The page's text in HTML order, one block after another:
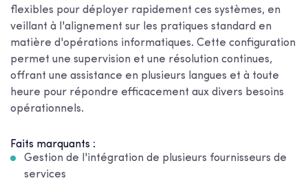
flexibles pour déployer rapidement ces systèmes, en
veillant à l'alignement sur les pratiques standard en
matière d'opérations informatiques. Cette configuration
permet une supervision et une résolution continues,
offrant une assistance en plusieurs langues et à toute
heure pour répondre efficacement aux divers besoins
opérationnels.
Faits marquants :
Gestion de l'intégration de plusieurs fournisseurs de
services